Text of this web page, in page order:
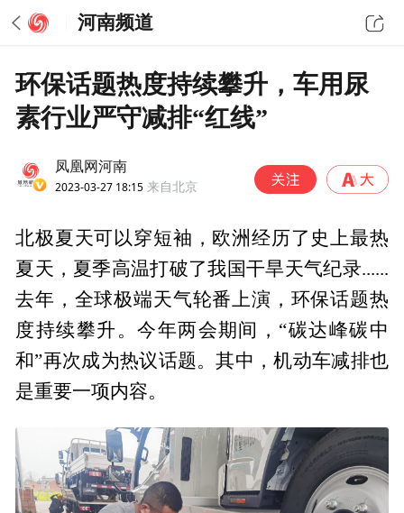
河南频道
环保话题热度持续攀升，车用尿
素行业严守减排“红线”
凤凰网河南
2023-03-27 18:15 来自北京
北极夏天可以穿短袖，欧洲经历了史上最热
夏天，夏季高温打破了我国干旱天气纪录......
去年，全球极端天气轮番上演，环保话题热
度持续攀升。今年两会期间，“碳达峰碳中
和”再次成为热议话题。其中，机动车减排也
是重要一项内容。